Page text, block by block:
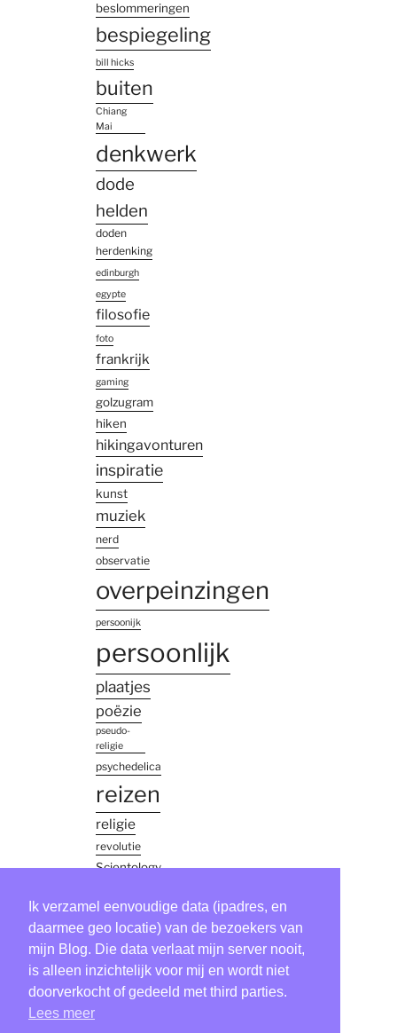
beslommeringen
bespiegeling
bill hicks
buiten
Chiang
Mai
denkwerk
dode
helden
doden
herdenking
edinburgh
egypte
filosofie
foto
frankrijk
gaming
golzugram
hiken
hikingavonturen
inspiratie
kunst
muziek
nerd
observatie
overpeinzingen
persoonijk
persoonlijk
plaatjes
poëzie
pseudo-
religie
psychedelica
reizen
religie
revolutie
Scientology
vinkenoog
thailand
Tool
verhaaltje
Ik verzamel eenvoudige data (ipadres, en
daarmee geo locatie) van de bezoekers van
mijn Blog. Die data verlaat mijn server nooit,
is alleen inzichtelijk voor mij en wordt niet
doorverkocht of gedeeld met third parties.
Lees meer